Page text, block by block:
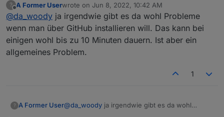
Habe beide Sachen gefixt und hochgeladen.
darum hats bei mir so lange gedauert das
insten. wohl gerade bei deinen upload
?
Offline
A Former Userwrote on Jun 8, 2022, 10:42 AM
last edited by
@da_woody ja irgendwie gibt es da wohl Probleme
wenn man über GitHub installieren will. Das kann bei
einigen wohl bis zu 10 Minuten dauern. Ist aber ein
allgemeines Problem.
1
? A Former User@da_woody ja irgendwie gibt es da wohl